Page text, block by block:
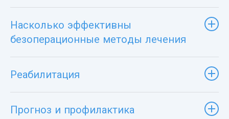
Насколько эффективны
безоперационные методы лечения
Реабилитация
Прогноз и профилактика